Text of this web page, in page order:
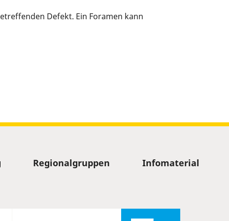
Defekt. Ein Foramen kann
Regionalgruppen Infomaterial